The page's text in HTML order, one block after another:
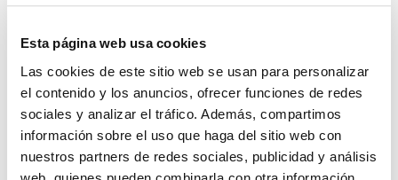
Esta página web usa cookies
Las cookies de este sitio web se usan para personalizar
el contenido y los anuncios, ofrecer funciones de redes
sociales y analizar el tráfico. Además, compartimos
información sobre el uso que haga del sitio web con
nuestros partners de redes sociales, publicidad y análisis
10% de descuento
con tu primera compra.
Apúntatea nuestra newsletter para recibir nuestrasofertas
disfruta deun 10% de descuentoen tu primera compra.